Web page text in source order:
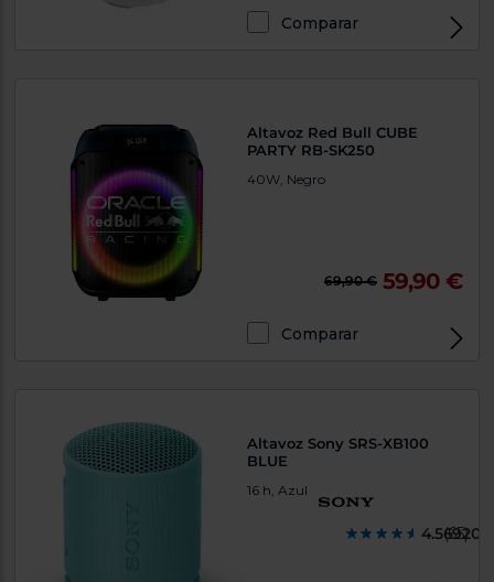
Comparar
Altavoz Red Bull CUBE
PARTY RB-SK250
40W, Negro
69,90 € 59,90 €
Comparar
Altavoz Sony SRS-XB100
BLUE
16 h, Azul
(65)